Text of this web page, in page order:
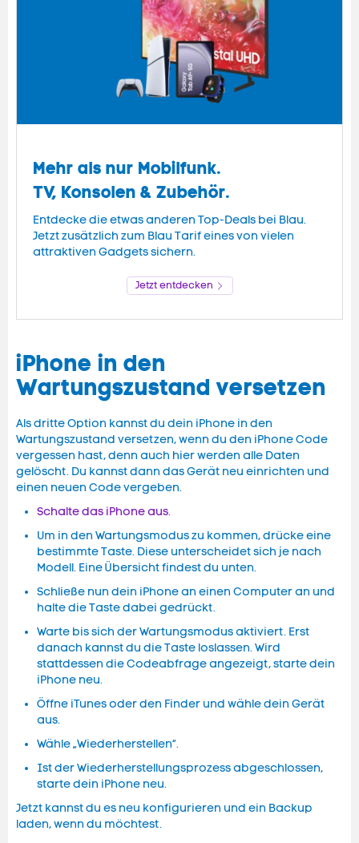
Mehr als nur Mobilfunk.
TV, Konsolen & Zubehör.
Entdecke die etwas anderen Top-Deals bei Blau.
Jetzt zusätzlich zum Blau Tarif eines von vielen
attraktiven Gadgetssichern.
Jetzt entdecken
iPhone in den
Wartungszustand versetzen
Als dritte Option kannst du dein iPhone in den
Wartungszustand versetzen, wenn du den iPhone Code
vergessen hast, denn auch hier werden alle Daten
gelöscht. Du kannst dann das Gerät neu einrichten und
einen neuen Code vergeben.
Schalte das iPhone aus.
Um in den Wartungsmodus zu kommen, drücke eine
bestimmte Taste. Diese unterscheidet sich je nach
Modell. Eine Übersicht findest du unten.
Schließe nun dein iPhone an einen Computer an und
halte die Taste dabei gedrückt.
Warte bis sich der Wartungsmodus aktiviert. Erst
danach kannst du die Taste loslassen. Wird
stattdessen die Codeabfrage angezeigt, starte dein
iPhone neu.
Öffne iTunes oder den Finder und wähle dein Gerät
aus.
Wähle „Wiederherstellen“.
Ist der Wiederherstellungsprozess abgeschlossen,
starte dein iPhone neu.
Jetzt kannst du es neu konfigurieren und ein Backup
laden, wenn du möchtest.